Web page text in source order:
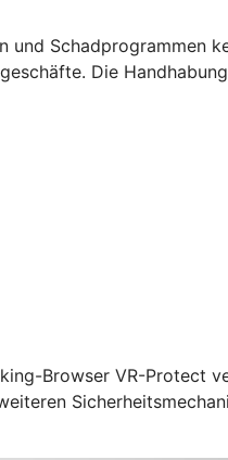
Schadprogrammen
Die
Browser VR-Protect